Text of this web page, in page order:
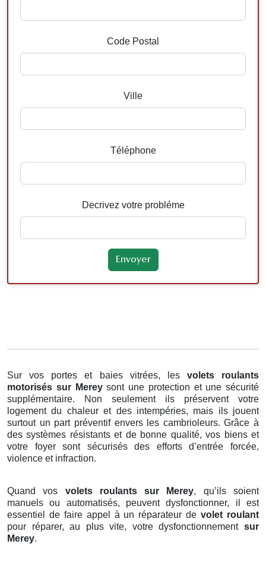
Code Postal
Ville
Téléphone
Decrivez votre probléme
Sur vos portes et baies vitrées, les volets roulants
motorisés sur Mereysont une protection et une sécurité
supplémentaire. Non seulement ils préservent votre
logement du chaleur et des intempéries, mais ils jouent
surtout un part préventif envers les cambrioleurs. Grâce à
des systèmes résistants et de bonne qualité, vos biens et
votre foyer sont sécurisés des efforts d’entrée forcée,
violence et infraction.
Quand vos volets roulants sur Merey, qu’ils soient
manuels ou automatisés, peuvent dysfonctionner, il est
essentiel de faire appel à un réparateur devolet roulant
pour réparer, au plus vite, votre dysfonctionnement sur
Merey.